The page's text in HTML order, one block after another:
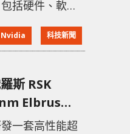
括硬件、軟件
Rafi
lake 的開發工
Nvidia 科技新聞
斯 RSK
Elbrus
一套高性能超